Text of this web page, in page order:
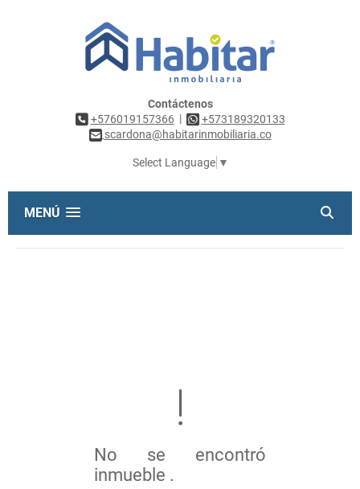
Contáctenos
+576019157366 |
+573189320133
scardona@habitarinmobiliaria.co
Select Language ▼
MENÚ
No se encontró
inmueble .